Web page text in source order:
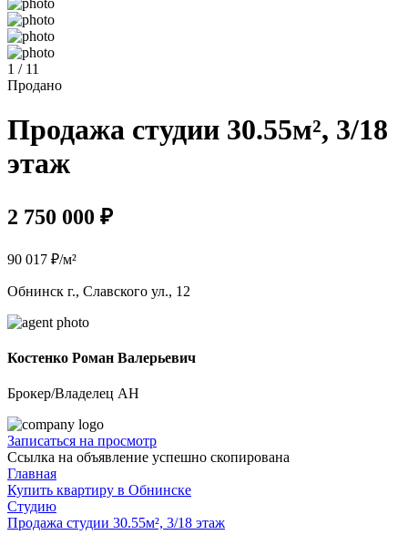
1 / 11
Продано
Продажа студии 30.55м², 3/18
этаж
2 750 000 ₽
90 017 ₽/м²
Обнинск г., Славского ул., 12
Костенко Роман Валерьевич
Брокер/Владелец АН
Записаться на просмотр
Ссылка на объявление успешно скопирована
Главная
Купить квартиру в Обнинске
Студию
Продажа студии 30.55м², 3/18 этаж